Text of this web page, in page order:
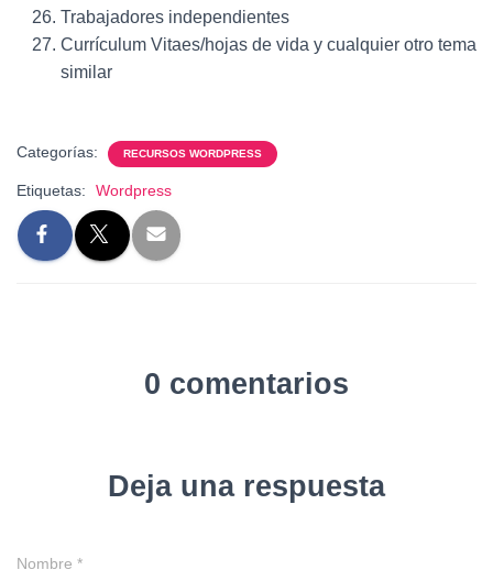
Trabajadores independientes
Currículum Vitaes/hojas de vida y cualquier otro tema
similar
Categorías: RECURSOS WORDPRESS
Etiquetas: Wordpress
0 comentarios
Deja una respuesta
Nombre *